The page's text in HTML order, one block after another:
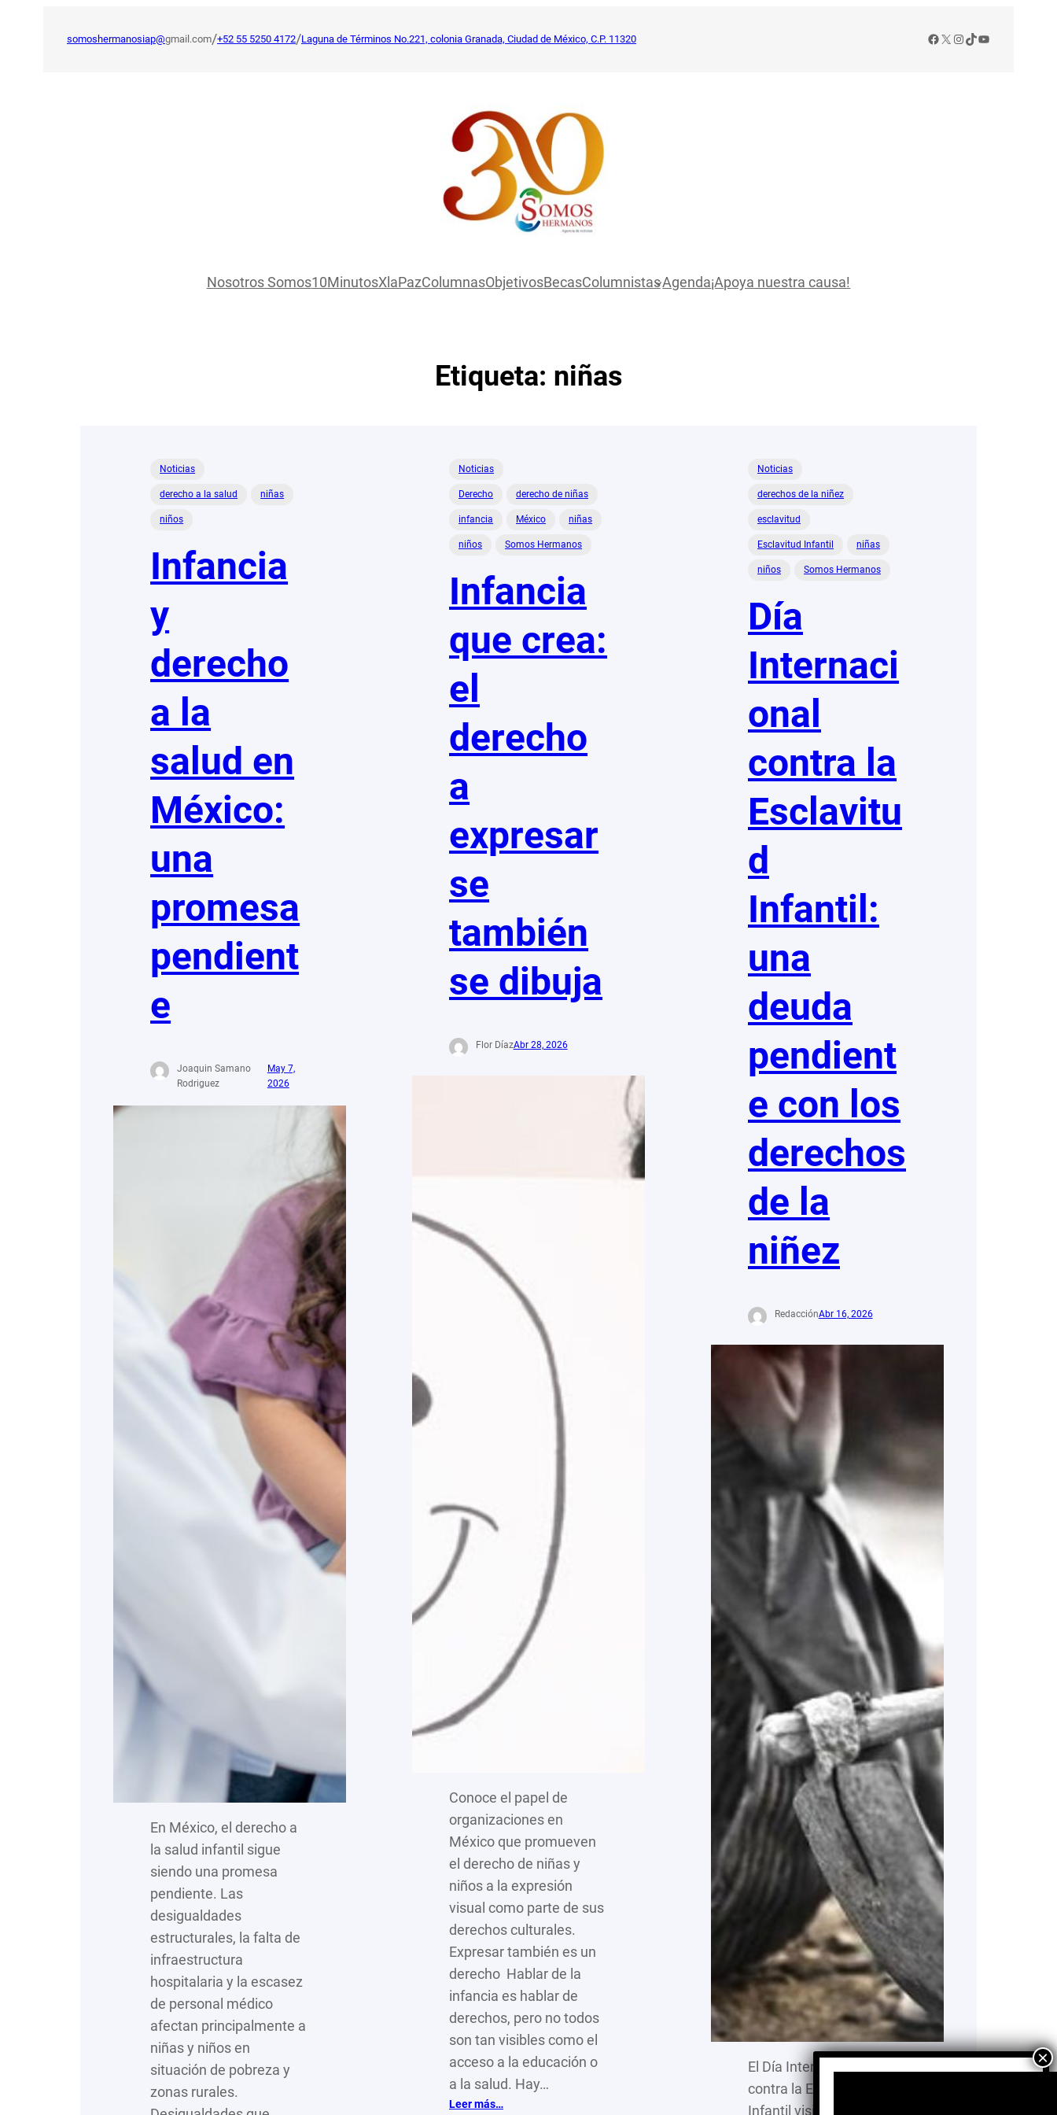
somoshermanosiap@gmail.com/+52 55 5250 4172/Laguna de Términos No.221, colonia Granada, Ciudad de México, C.P. 11320 Facebook
X Instagram
TikTok
YouTube
Nosotros Somos10MinutosXlaPazColumnasObjetivosBecasColumnistasAgenda¡Apoya nuestra causa!
Etiqueta: niñas
Noticias
derecho a la salud niñas
niños
Infancia
y
derecho
a la
salud en
México:
una
promesa
pendient
e
Joaquin Samano
Rodriguez
May 7,
2026
En México, el derecho a
la salud infantil sigue
siendo una promesa
pendiente. Las
desigualdades
estructurales, la falta de
infraestructura
hospitalaria y la escasez
de personal médico
afectan principalmente a
niñas y niños en
situación de pobreza y
zonas rurales.
Noticias
Derecho derecho de niñas
infancia México niñas
niños Somos Hermanos
Infancia
que crea:
el
derecho
a
expresar
se
también
se dibuja
Flor DíazAbr 28, 2026
Conoce el papel de
organizaciones en
México que promueven
el derecho de niñas y
niños a la expresión
visual como parte de sus
derechos culturales.
Expresar también es un
derecho Hablar de la
infancia es hablar de
derechos, pero no todos
son tan visibles como el
acceso a la educación o
a la salud. Hay…
Leer más…:
Noticias
derechos de la niñez
esclavitud
Esclavitud Infantil niñas
niños Somos Hermanos
Día
Internaci
onal
contra la
Esclavitu
d
Infantil:
una
deuda
pendient
e con los
derechos
de la
niñez
RedacciónAbr 16, 2026
El Día Internacional
contra la Esclavitud
Infantil visibiliza la